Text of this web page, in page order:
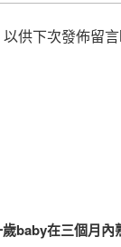
供下次發佈留言
baby在三個月內